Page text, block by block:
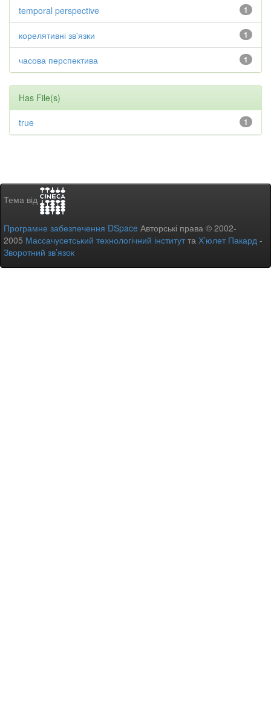
1
temporal perspective
1
корелятивні зв'язки
1
часова перспектива
Has File(s)
1
true
Тема від
Програмне забезпечення DSpace Авторські права © 2002-
2005 Массачусетський технологічний інститутта Х’юлет Пакард -
Зворотний зв’язок